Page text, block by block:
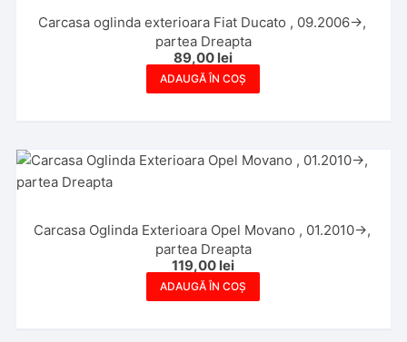
Carcasa oglinda exterioara Fiat Ducato , 09.2006->,
partea Dreapta
89,00 lei
ADAUGĂ ÎN COȘ
Carcasa Oglinda Exterioara Opel Movano , 01.2010->,
partea Dreapta
119,00 lei
ADAUGĂ ÎN COȘ